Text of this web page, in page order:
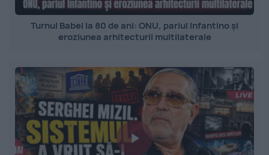
Turnul Babel la 80 de ani: ONU, pariul Infantino și
eroziunea arhitecturii multilaterale